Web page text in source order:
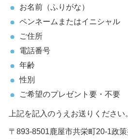
お名前（ふりがな）
ペンネームまたはイニシャル
ご住所
電話番号
年齢
性別
ご希望のプレゼント要・不要
上記を記入のうえお送りください
〒893-8501鹿屋市共栄町20-1政